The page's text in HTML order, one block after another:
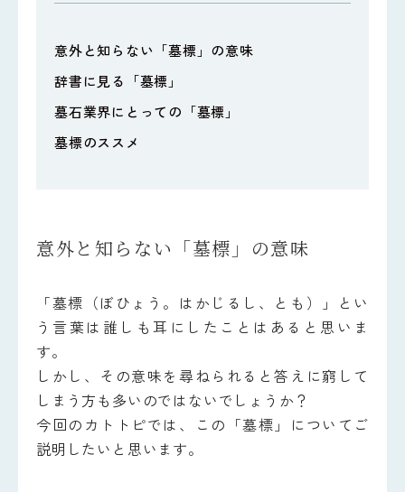
意外と知らない「墓標」の意味
辞書に見る「墓標」
墓石業界にとっての「墓標」
墓標のススメ
意外と知らない「墓標」の意味
「墓標（ぼひょう。はかじるし、とも）」とい
う言葉は誰しも耳にしたことはあると思いま
す。
しかし、その意味を尋ねられると答えに窮して
しまう方も多いのではないでしょうか？
今回のカトトピでは、この「墓標」についてご
説明したいと思います。